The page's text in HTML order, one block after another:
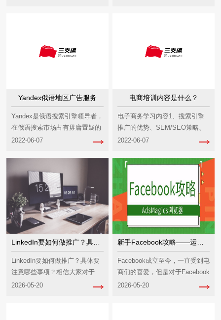
Yandex俄语地区广告服务
Yandex是俄语搜索引擎领导者，
在俄语搜索市场占有毋庸置疑的
领先地位。该公司重视技术研
2022-06-07
电商培训内容是什么？
电子商务学习内容1、搜索引擎
推广的优势、SEM/SEO策略、
关键词的选择;2、定位营销策
2022-06-07
LinkedIn要如何做推广？具体要注意哪些事项？
LinkedIn要如何做推广？具体要
注意哪些事项？相信大家对于
LinkedIn或多或少的知道一些，
2026-05-20
新手Facebook攻略——运营方式
Facebook成立至今，一直受到电
商们的喜爱，但是对于Facebook
运营，对于新手电商来说还是
2026-05-20